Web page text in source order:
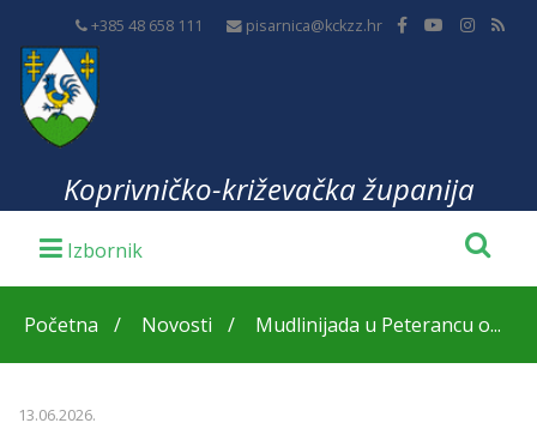
+385 48 658 111 pisarnica@kckzz.hr
Koprivničko-križevačka županija
Početna Novosti Mudlinijada u Peterancu o...
13.06.2026.